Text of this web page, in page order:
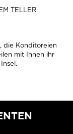
TELLER
die Konditoreien
mit Ihnen ihr